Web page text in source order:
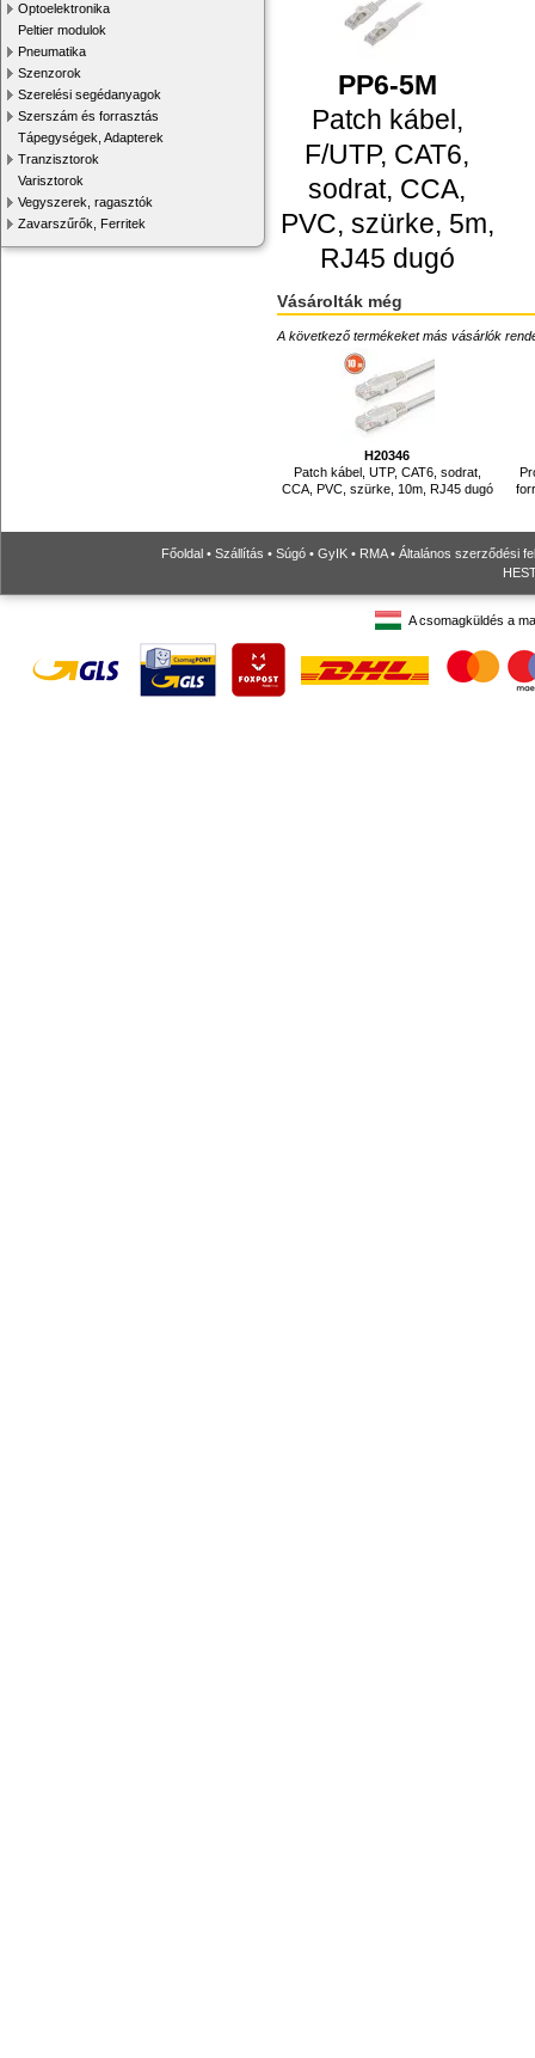
Optoelektronika
Peltier modulok
Pneumatika
Szenzorok
Szerelési segédanyagok
Szerszám és forrasztás
Tápegységek, Adapterek
Tranzisztorok
Varisztorok
Vegyszerek, ragasztók
Zavarszűrők, Ferritek
PP6-5M
Patch kábel,
F/UTP, CAT6,
sodrat, CCA,
PVC, szürke, 5m,
RJ45 dugó
Vásárolták még
A következő termékeket más vásárlók
H20346
Patch kábel, UTP, CAT6, sodrat,
CCA, PVC, szürke, 10m, RJ45 dugó
Főoldal • Szállítás • Súgó • GyIK • RMA• Általános szerződési
A csomagküldés a